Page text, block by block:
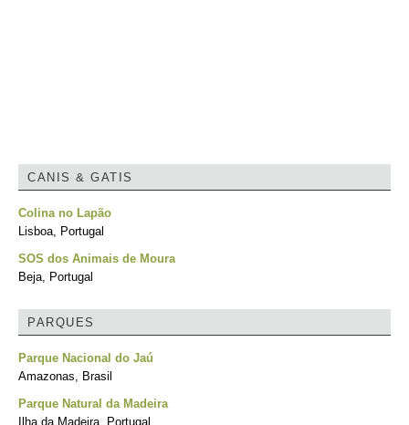
CANIS & GATIS
Colina no Lapão
Lisboa, Portugal
SOS dos Animais de Moura
Beja, Portugal
PARQUES
Parque Nacional do Jaú
Amazonas, Brasil
Parque Natural da Madeira
Ilha da Madeira, Portugal